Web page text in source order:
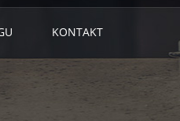
KONTAKT